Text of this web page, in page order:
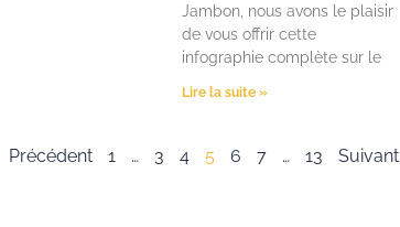
Jambon, nous avons le plaisir
de vous offrir cette
infographie complète sur le
Lire la suite »
Précédent 1 … 3 4 5 6 7 … 13 Suivant